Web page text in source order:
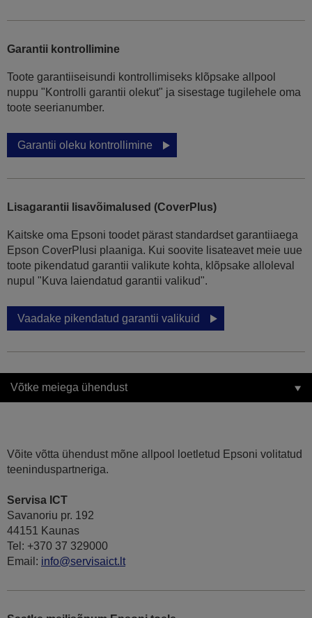
Garantii kontrollimine
Toote garantiiseisundi kontrollimiseks klõpsake allpool
nuppu "Kontrolli garantii olekut" ja sisestage tugilehele oma
toote seerianumber.
Garantii oleku kontrollimine
Lisagarantii lisavõimalused (CoverPlus)
Kaitske oma Epsoni toodet pärast standardset garantiiaega
Epson CoverPlusi plaaniga. Kui soovite lisateavet meie uue
toote pikendatud garantii valikute kohta, klõpsake alloleval
nupul "Kuva laiendatud garantii valikud".
Vaadake pikendatud garantii valikuid
Võtke meiega ühendust
Võite võtta ühendust mõne allpool loetletud Epsoni volitatud
teeninduspartneriga.
Servisa ICT
Savanoriu pr. 192
44151 Kaunas
Tel: +370 37 329000
Email: info@servisaict.lt